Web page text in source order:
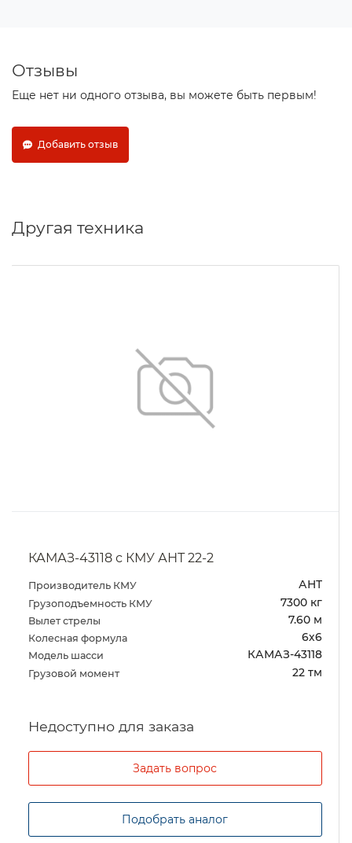
Отзывы
Еще нет ни одного отзыва, вы можете быть первым!
Добавить отзыв
Другая техника
КАМАЗ-43118 с КМУ АНТ 22-2
Производитель КМУ АНТ
Грузоподъемность КМУ 7300 кг
Вылет стрелы 7.60 м
Колесная формула 6х6
Модель шасси КАМАЗ-43118
Грузовой момент 22 тм
Задать вопрос
Подобрать аналог